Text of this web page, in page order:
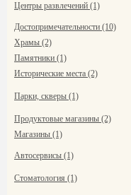
Центры развлечений (1)
Достопримечательности (10)
Храмы (2)
Памятники (1)
Исторические места (2)
Парки, скверы (1)
Продуктовые магазины (2)
Магазины (1)
Автосервисы (1)
Стоматология (1)